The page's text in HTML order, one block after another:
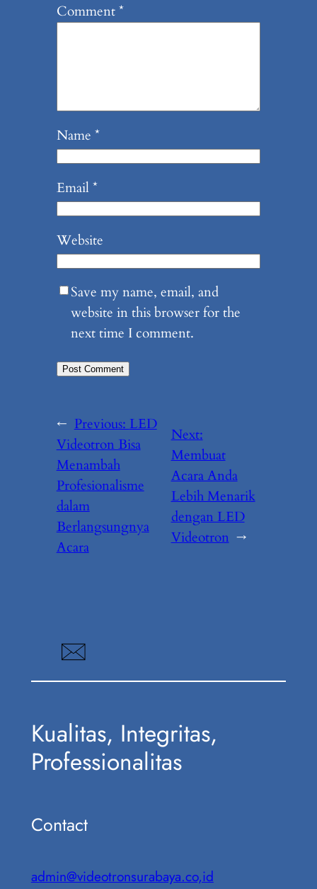
Comment*
Name *
Email*
Website
Save my name, email, and
website in this browser for the
next time I comment.
← Previous:LED
Videotron Bisa
Menambah
Profesionalisme
dalam
Berlangsungnya
Acara
Next:
Membuat
Acara Anda
Lebih Menarik
dengan LED
Videotron →
Kualitas, Integritas,
Professionalitas
Contact
admin@videotronsurabaya.co,id